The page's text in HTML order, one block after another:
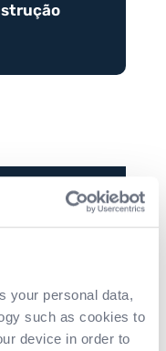
your personal data,
such as cookies to
device in order to